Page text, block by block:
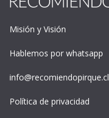
Misión y Visión
Hablemos por whatsapp
info@recomiendopirque.cl
Política de privacidad